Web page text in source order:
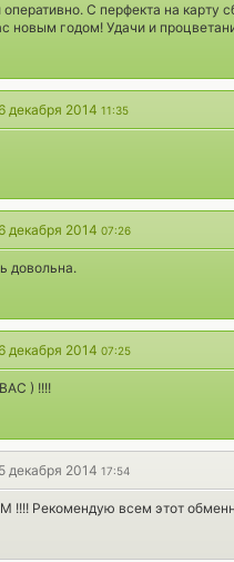
С перфекта на карту
новым годом! Удачи и
декабря 2014 11:35
декабря 2014 07:26
довольна.
декабря 2014 07:25
) !!!!
декабря 2014 17:54
!!!! Рекомендую всем этот